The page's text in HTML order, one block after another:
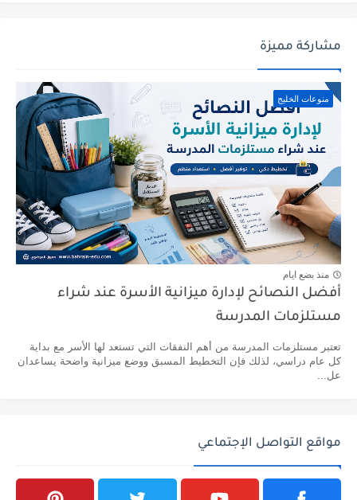
مشاركة مميزة
منوعات الخليج
منذ بضع ايام
أفضل النصائح لإدارة ميزانية الأسرة عند شراء
مستلزمات المدرسة
تعتبر مستلزمات المدرسة من أهم النفقات التي تستعد لها الأسر مع بداية
كل عام دراسي، لذلك فإن التخطيط المسبق ووضع ميزانية واضحة يساعدان
عل...
مواقع التواصل الإجتماعي